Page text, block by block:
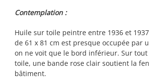
Contemplation :
Huile sur toile peintre entre 1936 et
de 61 x 81 cm est presque occupée par
on ne voit que le bord inférieur. Sur tout
toile, une bande rose clair soutient la
bâtiment.